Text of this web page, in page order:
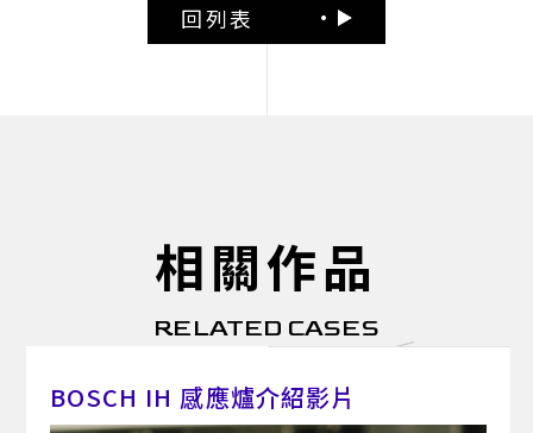
回列表
相關作品
RELATED CASES
BOSCH IH 感應爐介紹影片